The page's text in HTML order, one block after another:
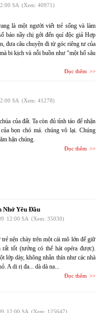
SA (Xem: 40971)
là một người viết trẻ sống và làm
báo nầy chị gởi đến quí độc giả Hợp
đưa câu chuyện đi từ góc riêng tư của
bi kịch và nỗi buồn như "một hố sâu
Đọc thêm
SA (Xem: 41278)
của đất. Ta còn đủ tỉnh táo để nhận
bọn chó má. chúng vô lại. Chúng
hận chúng.
Đọc thêm
Nhớ Yêu Đầu
12:00 SA (Xem: 35030)
nện chày trên một cái mõ lớn để giữ
tốt (tưởng có thể hát opéra được).
lớp dày, không nhẵn thín như các nhà
A di rị đa... dà dà na...
Đọc thêm
12:00 SA (Xem: 125647)